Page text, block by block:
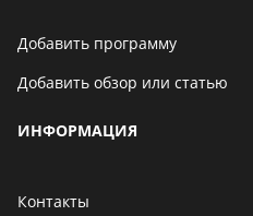
Добавить программу
Добавить обзор или статью
ИНФОРМАЦИЯ
Контакты